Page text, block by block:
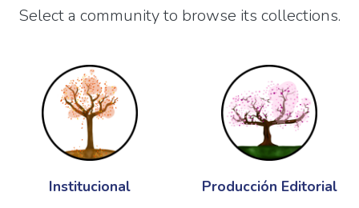
Select a community to browse its collections.
Institucional Producción Editorial